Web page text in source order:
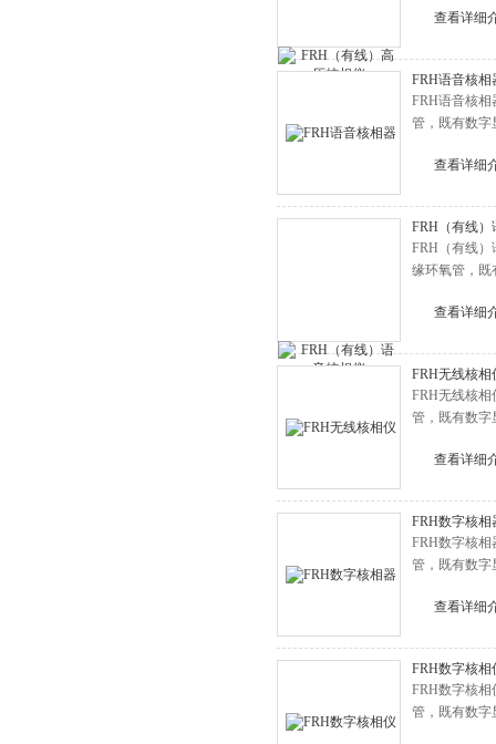
查看详细
FRH语音核相
FRH语音核
管，既有数字
查看详细
FRH（有线）
FRH（有线
缘环氧管，既
查看详细
FRH无线核相
FRH无线核
管，既有数字
查看详细
FRH数字核相
FRH数字核
管，既有数字
查看详细
FRH数字核相
FRH数字核
管，既有数字